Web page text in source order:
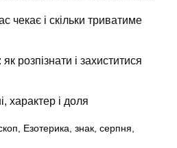
чекає і скільки триватиме
розпізнати і захиститися
характер і доля
, Езотерика, знак, серпня,